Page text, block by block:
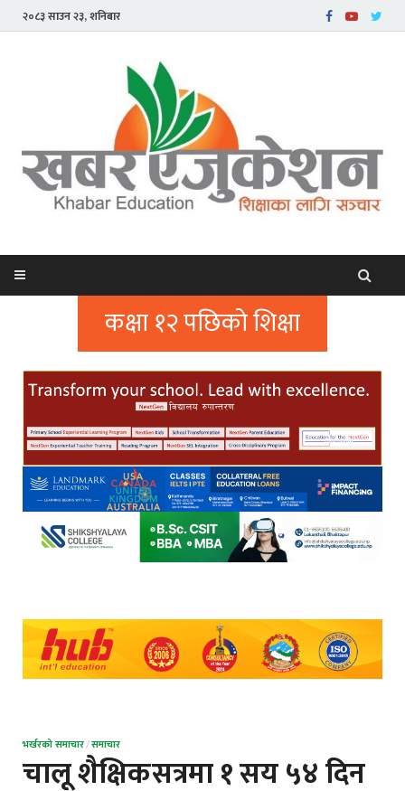
२०८३ साउन २३, शनिबार
कक्षा १२ पछिको शिक्षा
भर्खरको समाचार/समाचार
चालू शैक्षिकसत्रमा १ सय ५४ दिन